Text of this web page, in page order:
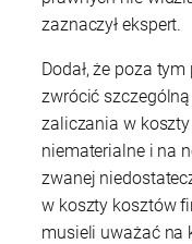
zaznaczył ekspert.
Dodał, że poza
zwrócić
zaliczania w
niematerialne i na
zwanej
w koszty kosztów
musieli uważać na